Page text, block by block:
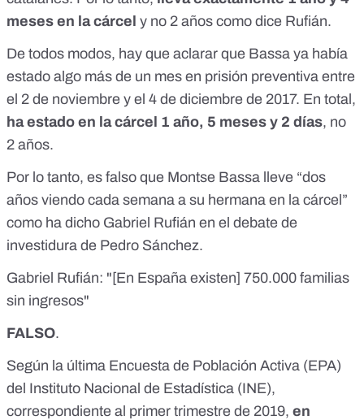
meses en la cárcel y no 2 años como dice Rufián.
De todos modos, hay que aclarar que Bassa ya había
estado algo más de un mes en prisión preventiva entre
el 2 de noviembre y el 4 de diciembre de 2017. En total,
ha estado en la cárcel 1 año, 5 meses y 2 días, no
2 años.
Por lo tanto, es falso que Montse Bassa lleve “dos
años viendo cada semana a su hermana en la cárcel”
como ha dicho Gabriel Rufián en el debate de
investidura de Pedro Sánchez.
Gabriel Rufián: "[En España existen] 750.000 familias
sin ingresos"
FALSO.
Según la última Encuesta de Población Activa (EPA)
del Instituto Nacional de Estadística (INE),
correspondiente al primer trimestre de 2019, en